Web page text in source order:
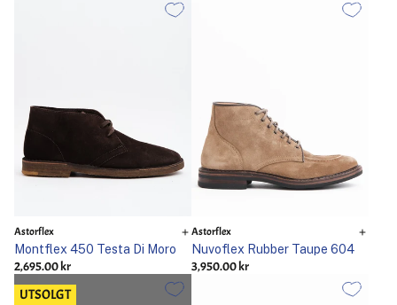
Astorflex
Montflex 450 Testa Di Moro
2,695.00 kr
Astorflex
Nuvoflex Rubber Taupe 604
3,950.00 kr
UTSOLGT